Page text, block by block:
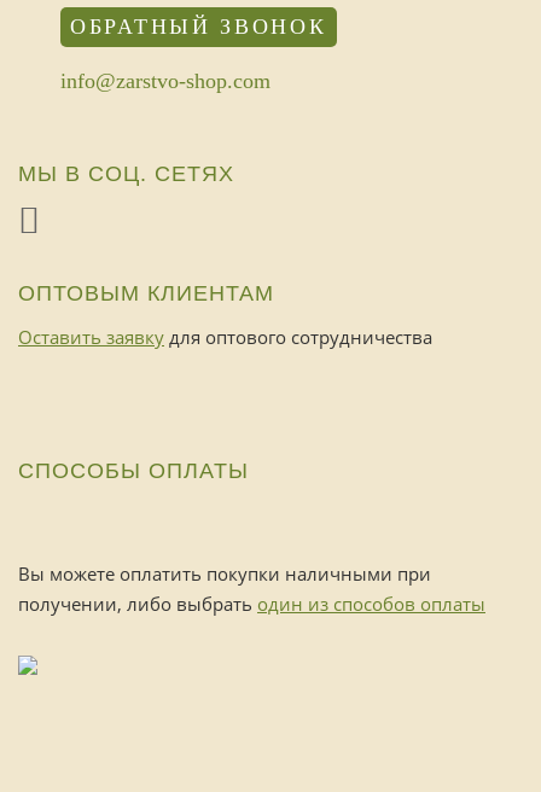
ОБРАТНЫЙ ЗВОНОК
info@zarstvo-shop.com
МЫ В СОЦ. СЕТЯХ
ОПТОВЫМ КЛИЕНТАМ
Оставить заявку для оптового сотрудничества
СПОСОБЫ ОПЛАТЫ
Вы можете оплатить покупки наличными при
получении, либо выбрать один из способов оплаты